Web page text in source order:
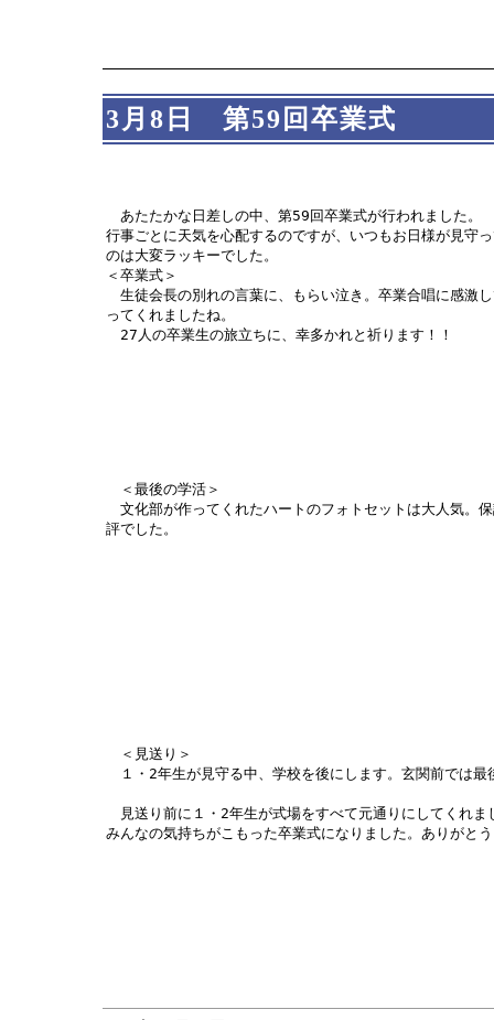
3月8日 第59回卒業式
あたたかな日差しの中、第59回卒業式が行われました。
行事ごとに天気を心配するのですが、いつもお日様が見守
のは大変ラッキーでした。
＜卒業式＞
生徒会長の別れの言葉に、もらい泣き。卒業合唱に感激
ってくれましたね。
27人の卒業生の旅立ちに、幸多かれと祈ります！！
＜最後の学活＞
文化部が作ってくれたハートのフォトセットは大人気。
評でした。
＜見送り＞
１・2年生が見守る中、学校を後にします。玄関前では最
見送り前に１・2年生が式場をすべて元通りにしてくれま
みんなの気持ちがこもった卒業式になりました。ありがと